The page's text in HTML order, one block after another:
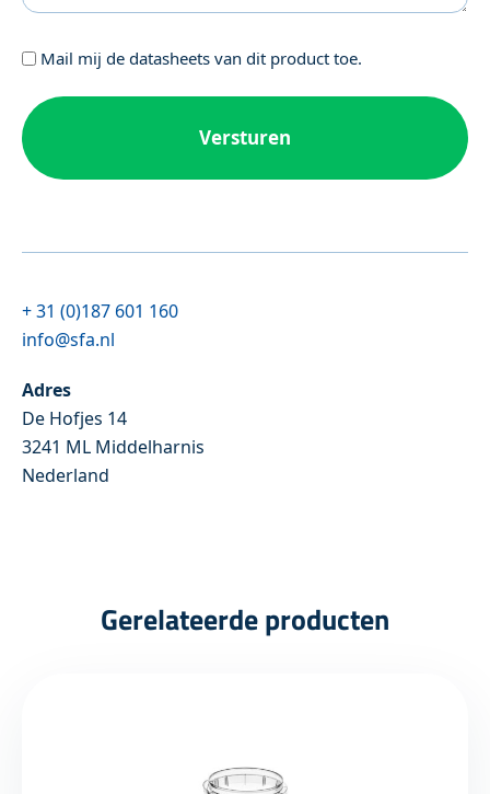
Geen
Mail mij de datasheets van dit product toe.
+ 31 (0)187 601 160
info@sfa.nl
Adres
De Hofjes 14
3241 ML Middelharnis
Nederland
Gerelateerde producten